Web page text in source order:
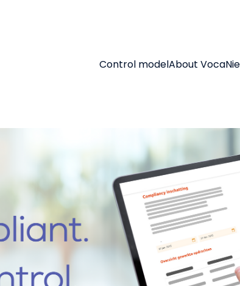
Control modelAbout Voca